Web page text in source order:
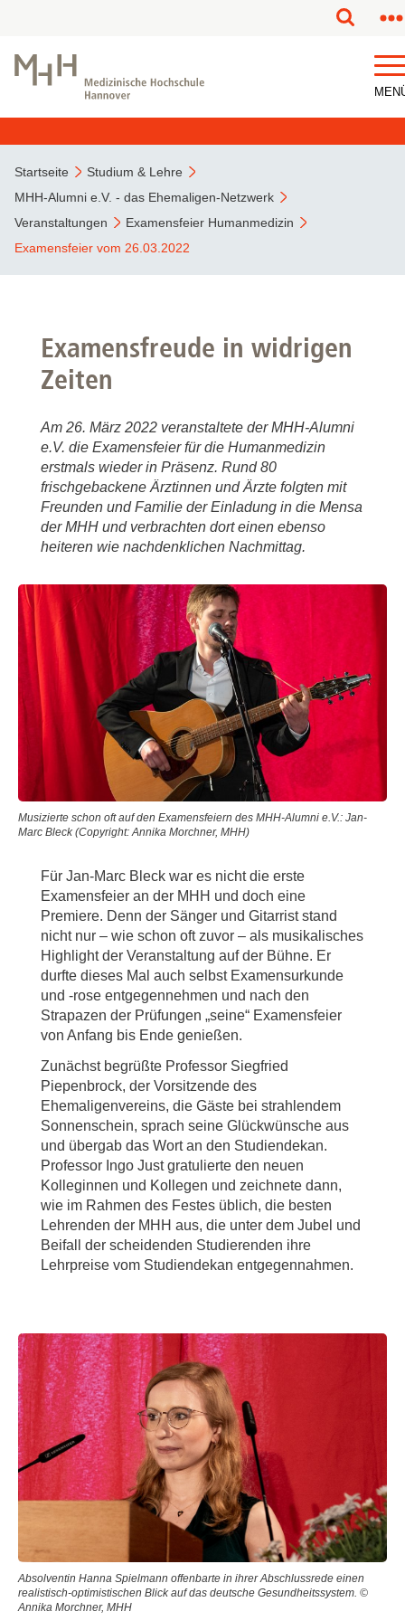
Startseite
Studium & Lehre
MHH-Alumni e.V. - das Ehemaligen-Netzwerk
Veranstaltungen
Examensfeier Humanmedizin
Examensfeier vom 26.03.2022
Examensfreude in widrigen
Zeiten
Am 26. März 2022 veranstaltete der MHH-Alumni
e.V. die Examensfeier für die Humanmedizin
erstmals wieder in Präsenz. Rund 80
frischgebackene Ärztinnen und Ärzte folgten mit
Freunden und Familie der Einladung in die Mensa
der MHH und verbrachten dort einen ebenso
heiteren wie nachdenklichen Nachmittag.
Musizierte schon oft auf den Examensfeiern des MHH-Alumni e.V.: Jan-
Marc Bleck (Copyright: Annika Morchner, MHH)
Für Jan-Marc Bleck war es nicht die erste
Examensfeier an der MHH und doch eine
Premiere. Denn der Sänger und Gitarrist stand
nicht nur – wie schon oft zuvor – als musikalisches
Highlight der Veranstaltung auf der Bühne. Er
durfte dieses Mal auch selbst Examensurkunde
und -rose entgegennehmen und nach den
Strapazen der Prüfungen „seine“ Examensfeier
von Anfang bis Ende genießen.
Zunächst begrüßte Professor Siegfried
Piepenbrock, der Vorsitzende des
Ehemaligenvereins, die Gäste bei strahlendem
Sonnenschein, sprach seine Glückwünsche aus
und übergab das Wort an den Studiendekan.
Professor Ingo Just gratulierte den neuen
Kolleginnen und Kollegen und zeichnete dann,
wie im Rahmen des Festes üblich, die besten
Lehrenden der MHH aus, die unter dem Jubel und
Beifall der scheidenden Studierenden ihre
Lehrpreise vom Studiendekan entgegennahmen.
Absolventin Hanna Spielmann offenbarte in ihrer Abschlussrede einen
realistisch-optimistischen Blick auf das deutsche Gesundheitssystem. ©
Annika Morchner, MHH